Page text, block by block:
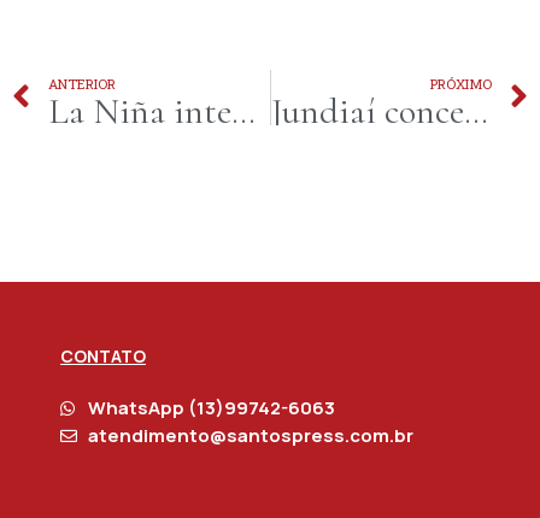
ANTERIOR
La Niña intensifica extremos climáticos e impulsiona demanda por soluções eficientes de bombeamento de água
PRÓXIMO
Jundiaí concentra mais de 186 mil empregos formais e reforça a importância da formação alinhada ao mercado local
CONTATO
WhatsApp (13)99742-6063
atendimento@santospress.com.br